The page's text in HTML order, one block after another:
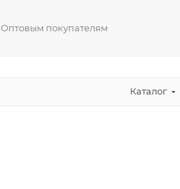
Оптовым покупателям
Каталог